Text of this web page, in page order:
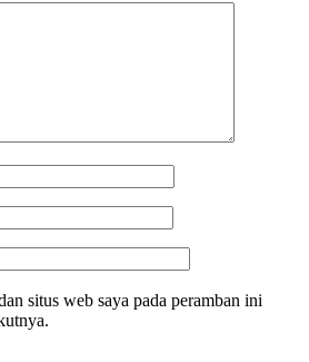
situs web saya pada peramban ini